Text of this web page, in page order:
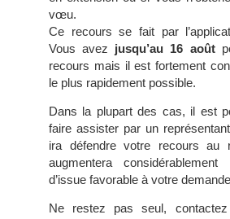
vœu.
Ce recours se fait par
Vous avez jusqu’au 16 août
recours mais il est fortement
le plus rapidement possible.
Dans la plupart des cas, il est
faire assister par un
ira défendre votre recours au
augmentera
d’issue favorable à votre
Ne restez pas seul,